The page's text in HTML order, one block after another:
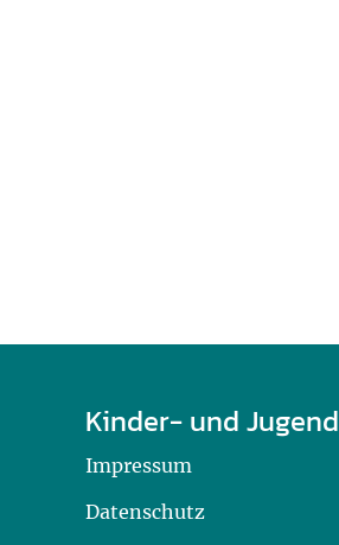
Kinder- und
Impressum
Datenschutz